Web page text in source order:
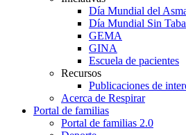
Día Mundial del
Día Mundial Sin
GEMA
GINA
Escuela de pacientes
Recursos
Publicaciones de
Acerca de Respirar
Portal de familias
Portal de familias 2.0